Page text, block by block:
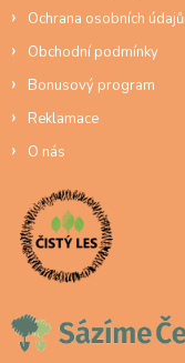
Ochrana osobních údajů
Obchodní podmínky
Bonusový program
Reklamace
O nás